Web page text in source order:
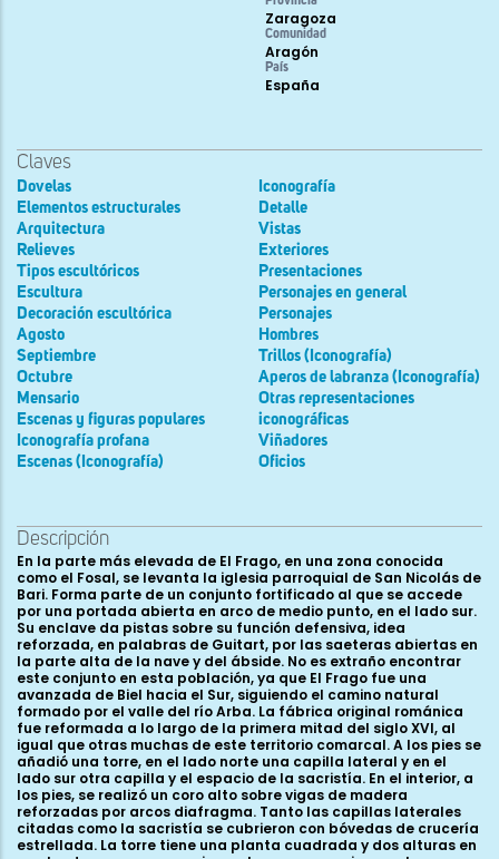
Zaragoza
Comunidad
Aragón
País
España
Claves
Dovelas
Elementos estructurales
Arquitectura
Relieves
Tipos escultóricos
Escultura
Decoración escultórica
Agosto
Septiembre
Octubre
Mensario
Escenas y figuras populares
Iconografía profana
Escenas (Iconografía)
Iconografía
Detalle
Vistas
Exteriores
Presentaciones
Personajes en general
Personajes
Hombres
Trillos (Iconografía)
Aperos de labranza (Iconografía)
Otras representaciones
iconográficas
Viñadores
Oficios
Descripción
En la parte más elevada de El Frago, en una zona conocida como el Fosal, se levanta la iglesia parroquial de San Nicolás de Bari. Forma parte de un conjunto fortificado al que se accede por una portada abierta en arco de medio punto, en el lado sur. Su enclave da pistas sobre su función defensiva, idea reforzada, en palabras de Guitart, por las saeteras abiertas en la parte alta de la nave y del ábside. No es extraño encontrar este conjunto en esta población, ya que El Frago fue una avanzada de Biel hacia el Sur, siguiendo el camino natural formado por el valle del río Arba. La fábrica original románica fue reformada a lo largo de la primera mitad del siglo XVI, al igual que otras muchas de este territorio comarcal. A los pies se añadió una torre, en el lado norte una capilla lateral y en el lado sur otra capilla y el espacio de la sacristía. En el interior, a los pies, se realizó un coro alto sobre vigas de madera reforzadas por arcos diafragma. Tanto las capillas laterales citadas como la sacristía se cubrieron con bóvedas de crucería estrellada. La torre tiene una planta cuadrada y dos alturas en su alzado, con campanario en el cuerpo superior, en el que abren tres vanos. La remata un chapitel de sección piramidal con crestería de tipo goticista. Este edificio fue declarado Bien de Interés Cultural, en la categoría de Monumento, por el Gobierno de Aragón, según el decreto 280/2001 de 6 de noviembre. La planta, románica, es de forma rectangular, ligeramente irregular. Presenta nave única dividida en cuatro tramos rematados por un ábside semicircular orientado al Este. Tiene una longitud que alcanza los 30 m y una anchura de 6,90 m en la nave. Dispone de dos accesos que se sitúan a los pies y en el segundo tramo del muro sur. Bajo la cabecera existe una cripta con las mismas dimensiones que ésta, gracias a la cual se niveló el terreno previamente a la construcción de la iglesia superior, optimizando de esta manera el espacio disponible. La planta de la cripta se desarrolla en dos tramos, uno rectangular y otro semicircular. Se accede a ella mediante unas escaleras por una puerta central. En el interior del templo parroquial domina la severidad arquitectónica, a lo que contribuye la escueta iluminación del conjunto a través tan sólo de tres ventanas: una centrada en el ábside, tras el retablo, otra a los pies, sobre el coro alto, ligeramente descentrada hacia el Sur, y la última en el primer tramo del lado sur. El hecho de que tanto la puerta como la ventana del hastial estén descentradas permite aventurar la preexistencia de la torre aneja, que sólo tiene como elemento a señalar una puerta sencilla de medio punto, cegada en su cara meridional. En el espacio de la cripta se abre otro vano, tan sólo observable desde el exterior, ya que al interior queda oculto por el retablo barroco del Santo Cristo. El conjunto está realizado con buena piedra sillar aunque tan sólo se aprecia en los muros exteriores, ya que el interior está completamente enlucido y pintado. En la cripta ocurre lo mismo, salvo por el zócalo que recorre el perímetro bajo de sus muros. Se registran numerosas marcas de cantero en los sillares exteriores. Debido a la cripta, el presbiterio y el cilindro absidal se encuentran elevados a un nivel superior con respecto a la nave. Los sistemas de cubrición usados son la bóveda de cañón apuntado sobre arcos fajones para los tres tramos de la nave y el presbiterio, y la bóveda de horno apuntada para el ábside. Esta última se refuerza con dos nervios con baquetón, que confluyen en el arco de embocadura y apean en columnas ocultas tras el retablo mayor. El diseño de la cabecera constituye, por tanto, una simplificación de las grandes cabeceras nervadas tardorrománicas tan habituales en las Cinco Villas (Ejea, Luna, El Bayo, etc.). La cripta, a su vez, también está cubierta por bóveda de cañón para el tramo rectangular y de cuarto de esfera para el ábside, naciendo ambas desde el zócalo que rodea su perímetro. Los elementos sustentantes usados en la iglesia son columnas adosadas a los muros, rematadas en capiteles decorados a base de hojas. La cabecera, de sección semicircular, está dividida en tres lienzos por las columnas que sostienen a los nervios que refuerzan la bóveda de horno usada en la cubrición. Los nervios confluyen en lo alto de la bóveda en una clave con la cabeza de un animal esculpida, de ojos saltones y gran hocico, tan sólo identificable con algún ser fantástico. Según Almería, los capiteles de las columnas del ábside que quedan ocultas tras el retablo tienen decoración escultórica; el septentrional con temática vegetal y, el meridional figurado, mostrando dos aves con los cuellos entrelazados y picoteándose las patas (tema habitual en Cinco Villas derivado de un modelo pamplonés y legerense que halló eco en Sos). El arco fajón que realiza la transición entre el tramo de bóveda de cuarto de esfera y el de cañón del presbiterio es ligeramente más ancho que el resto y apea en dobles columnas adosadas, con capiteles decorados a base de motivos vegetales del románico tardío: hojas grandes unidas por combados y con volutas en sus ángulos. A la altura de los cimacios, una imposta moldurada con baquetón horizontal bajo recorre todo el perímetro interior del edificio. Al exterior las columnas interiores, tanto de la cabecera como de la nave, tienen su proyección en contrafuertes notablemente anchos que recorren en altura todo el alzado. En el entronque del cilindro absidal con el presbiterio se disponen sendas columnas de capiteles lisos, adosadas a los contrafuertes que refuerzan esta zona. El perímetro exterior de la cabecera está recorrido por una imposta de moldura doble a la altura de la base de la ventana central del ábside, que se detiene en los tramos de la nave del muro norte pero que continúa por toda la superficie del muro sur, enmarcando incluso la portada oeste. La interrupción de la moldura en la fachada septentrional coincide con un corte de obra manifiesto en la falta de trabazón de las hiladas. La ventana del ábside tiene una configuración exterior en aspillera, con las aristas achaflanadas y con el dintel de una pieza en la que se ha vaciado el arco de medio punto. La proyección hacia el interior queda oculta tras el retablo central, al igual que la del pequeño vano de la cripta, en este caso adintelado en la actualidad, si bien quedan vestigios para pensar que en origen también remataba en medio punto. Carece de cornisa y modillones, porque los muros se ven elevados varias hiladas por encima del remate de los contrafuertes, probablemente con intencionalidad militar. Los arcos fajones apean sobre columnas adosadas al muro con capiteles lisos o pobremente decorados (a base de motivos vegetales muy esquematizados como hojas grandes lisas rematadas en volutas y bolas, o crecientes volteados), de canon poco esbelto. Al exterior, en el primer tramo del muro sur, sobre la imposta que recorre esta parte del perímetro del edificio, abre un vano de medio punto con abocinamiento interior y exterior. La composición de la ventana es igual a ambos lados, aunque al interior se encuentra parcialmente oculta tras los arcos que sostienen el coro alto de los pies. Sobre el vano se dispone una arquivolta lisa que apea en columnillas de fuste cilíndrico, con capiteles lisos y basas con dos toros y una escocia. La portada de los pies, en la parte meridional del muro hastial, tiene una anchura de 2,95 m, con una luz de 1,08 m en su vano. Se compone de dos arquivoltas de medio punto colocadas en gradación, lisa la exterior y con baquetón simple la interior. Cobijan un tímpano semicircular, sostenido por ménsulas de triple bocel, que está decorado por un crismón sostenido por dos ángeles. El crismón es circular, trinitario, de seis brazos, con enmarque en aro y con las letras griegas alfa y omega permutadas, la segunda de ellas en forma de flor de lis. La S del brazo inferior aparece invertida. Los ángeles que lo sostienen visten túnicas y aparecen en genuflexión, adaptando así sus figuras y alas al espacio semicircular. La arquivolta interior apoya en columnas de fuste cilíndrico, rematadas en capiteles decorados a base de esquemáticas palmas de múltiples nervios y piñas o frutos en sus ángulos, mientras que la exterior lo hace en jambas rectas. En uno de los sillares de la jamba norte existe una inscripción que no ha sido transcrita íntegramente. Una chambrana con doble bocel enmarca el conjunto. La portada sur, en resalte con respecto al muro para disponer de profundidad suficiente, se configura por cinco arquivoltas y chambrana decorada con flores de cuatro pétalos, sobre la que se dispone un pequeño alero sustentado por diez canecillos lisos. Las arquivoltas apean en ocho columnas cilíndricas, cuatro a cada lado, con capiteles historiados, y dos montantes rectos. Por encima de los capiteles se dispone una imposta que ha perdido la mayor parte de su decoración a base de un módulo repetido de hojas y frutos. La anchura total de esta portada, ligeramente acortada en su lado este por el volumen de la capilla lateral añadida en el siglo xvi, es de 5,50 m, con una luz de 1,62 m en su vano. Las arquivoltas, desde el exterior hacia el interior, presentan diversos motivos esculpidos. La exterior, más ancha que las demás, es totalmente lisa. La siguiente hacia el interior presenta un toro con dos escocias a cada lado. La tercera incluye un toro ligeramente mayor que el anterior, con cinta en zigzag que recorre toda su parte interna. La siguiente arquivolta es exactamente igual que la segunda comentada. Finalmente, la interna más cercana al tímpano es la que confiere a esta portada su mayor valía, por el interés iconográfico del calendario esculpido en ella. Sobre el sentido de lectura de este calendario parece que los expertos no se ponen de acuerdo, lo que unido al deterioro de algunas de sus escenas no ayuda a clarificar este aspecto. Los últimos estudios parecen decantarse por una lectura de derecha a iz